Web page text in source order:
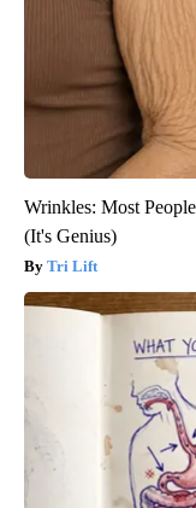
Wrinkles: Most
(It's Genius)
Tri Lift